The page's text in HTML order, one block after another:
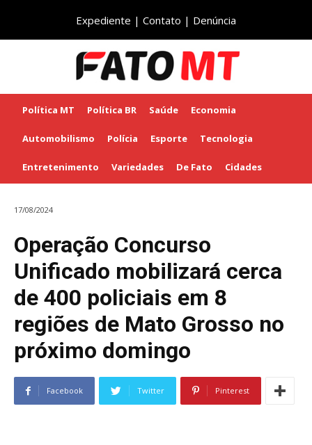
Expediente | Contato | Denúncia
Política MT Política BR Saúde Economia
Automobilismo Polícia Esporte Tecnologia
Entretenimento Variedades De Fato Cidades
17/08/2024
Operação Concurso
Unificado mobilizará cerca
de 400 policiais em 8
regiões de Mato Grosso no
próximo domingo
Facebook Twitter Pinterest